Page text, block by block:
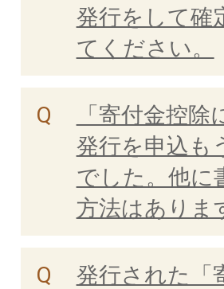
発行をして確
てください。
「寄付金控
発行を申込も
でした。他に
方法はありま
発行された「